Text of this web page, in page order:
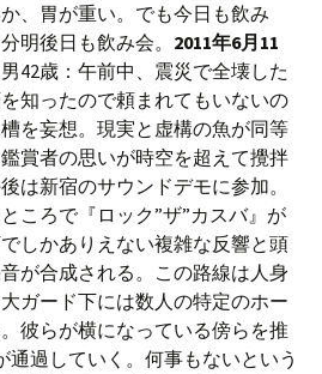
、胃が重い。でも今日も飲み
明後日も飲み会。 2011年6月11
42歳：午前中、震災で全壊した
知ったので頼まれてもいないの
を妄想。現実と虚構の魚が同等
賞者の思いが時空を超えて攪拌
は新宿のサウンドデモに参加。
ころで『ロック”ザ”カスバ』が
しかありえない複雑な反響と頭
が合成される。この路線は人身
ガード下には数人の特定のホー
彼らが横になっている傍らを推
通過していく。何事もないという